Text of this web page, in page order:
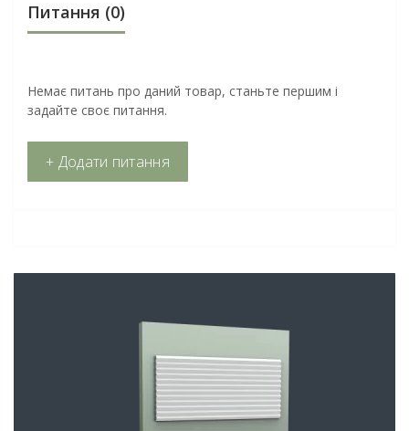
Питання (0)
Немає питань про даний товар, станьте першим і
задайте своє питання.
+ Додати питання